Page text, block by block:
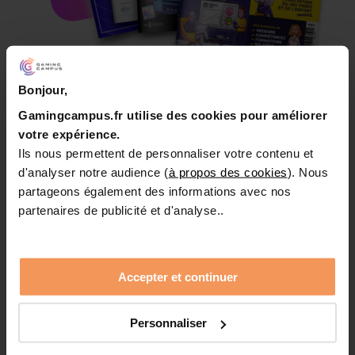
Bonjour,
Gamingcampus.fr utilise des cookies pour améliorer
votre expérience.
Ils nous permettent de personnaliser votre contenu et
d'analyser notre audience (à propos des cookies). Nous
partageons également des informations avec nos
partenaires de publicité et d'analyse..
Accepter et continuer
Personnaliser
Téléchargez le « starter pack »
Gaming Campus
Faites le plein d'informations sur le
secteur du jeu vidéo, les métiers,
l'emploi et les formations possibles.
SNJV, Les Echos Start et de nombreux
professionnels.